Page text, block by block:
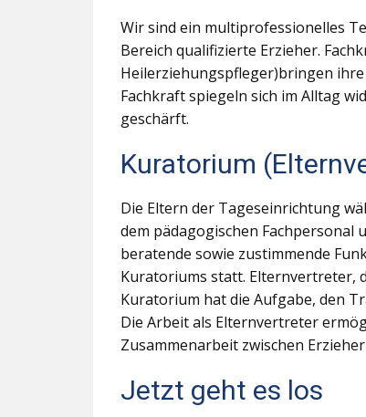
Wir sind ein multiprofessionelles
Bereich qualifizierte Erzieher.
Heilerziehungspfleger)bringen
Fachkraft spiegeln sich im Alltag
geschärft.
Kuratorium
Die Eltern der Tageseinrichtung
dem pädagogischen Fachpersonal
beratende sowie zustimmende
Kuratoriums statt. Elternvertreter,
Kuratorium hat die Aufgabe, den
Die Arbeit als Elternvertreter
Zusammenarbeit zwischen
Jetzt geht es los